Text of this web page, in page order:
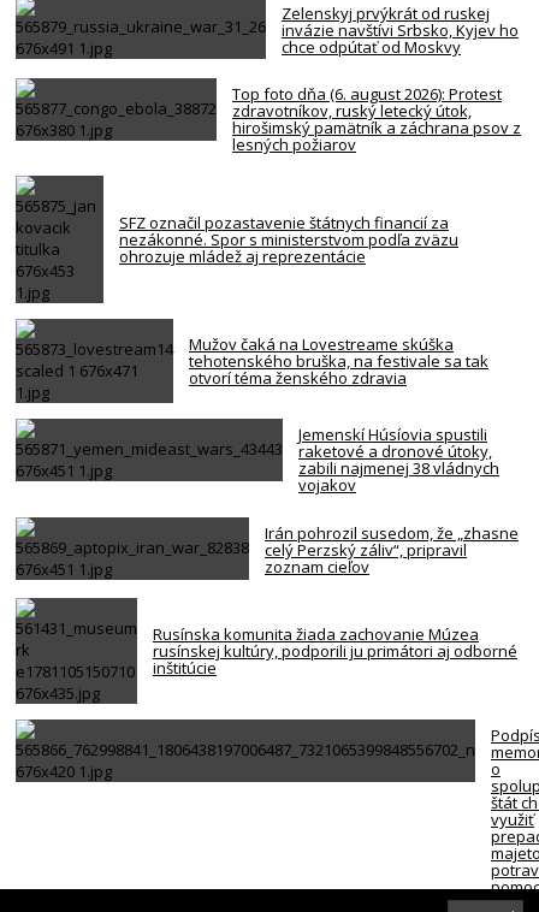
Zelenskyj prvýkrát od ruskej
invázie navštívi Srbsko, Kyjev ho
chce odpútať od Moskvy
Top foto dňa (6. august 2026): Protest
zdravotníkov, ruský letecký útok,
hirošimský pamätník a záchrana psov z
lesných požiarov
SFZ označil pozastavenie štátnych financií za
nezákonné. Spor s ministerstvom podľa zväzu
ohrozuje mládež aj reprezentácie
Mužov čaká na Lovestreame skúška
tehotenského bruška, na festivale sa tak
otvorí téma ženského zdravia
Jemenskí Húsíovia spustili
raketové a dronové útoky,
zabili najmenej 38 vládnych
vojakov
Irán pohrozil susedom, že „zhasne
celý Perzský záliv“, pripravil
zoznam cieľov
Rusínska komunita žiada zachovanie Múzea
rusínskej kultúry, podporili ju primátori aj odborné
inštitúcie
o
štát
využiť
ľudí v